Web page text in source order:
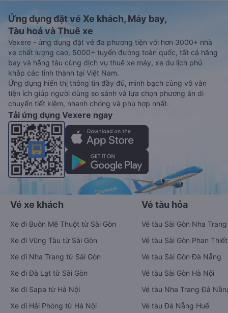
Ứng dụng đặt vé Xe khách, Máy bay,
Tàu hoả và Thuê xe
Vexere - ứng dụng đặt vé đa phương tiện với hơn 3000+ nhà
xe chất lượng cao, 5000+ tuyến đường toàn quốc, tất cả hãng
bay và hãng tàu cùng dịch vụ thuê xe máy, xe du lịch phủ
khắp các tỉnh thành tại Việt Nam.
Ứng dụng hiển thị thông tin đầy đủ, minh bạch cùng vô vàn
tiện ích giúp người dùng so sánh và lựa chọn phương án di
chuyển tiết kiệm, nhanh chóng và phù hợp nhất.
Tải ứng dụng Vexere ngay
Vé xe khách
Xe đi Buôn Mê Thuột từ Sài Gòn
Xe đi Vũng Tàu từ Sài Gòn
Xe đi Nha Trang từ Sài Gòn
Xe đi Đà Lạt từ Sài Gòn
Xe đi Sapa từ Hà Nội
Xe đi Hải Phòng từ Hà Nội
Vé tàu hỏa
Vé tàu Sài Gòn Nha Trang
Vé tàu Sài Gòn Phan Thiết
Vé tàu Sài Gòn Đà Nẵng
Vé tàu Sài Gòn Hà Nội
Vé tàu Nha Trang Đà
Vé tàu Đà Nẵng Huế